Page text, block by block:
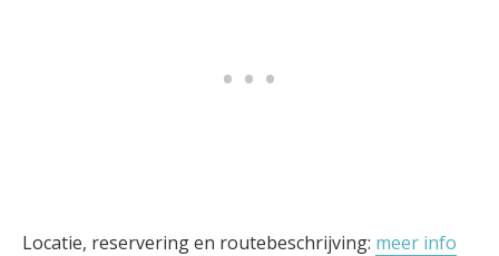
Locatie, reservering en routebeschrijving: meer info